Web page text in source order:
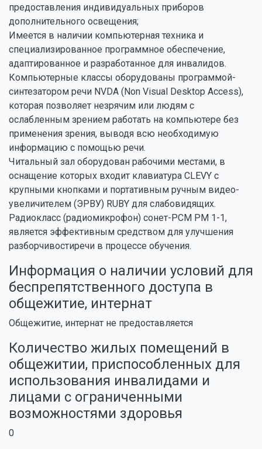
предоставления индивидуальных приборов
дополнительного освещения;
Имеется в наличии компьютерная техника и
специализированное программное обеспечение,
адаптированное и разработанное для инвалидов.
Компьютерные классы оборудованы программой-
синтезатором речи NVDA (Non Visual Desktop Access),
которая позволяет незрячим или людям с
ослабленным зрением работать на компьютере без
применения зрения, выводя всю необходимую
информацию с помощью речи.
Читальный зал оборудован рабочими местами, в
оснащение которых входит клавиатура CLEVY с
крупными кнопками и портативным ручным видео-
увеличителем (ЭРВУ) RUBY для слабовидящих.
Радиокласс (радиомикрофон) сонет-РСМ РМ 1-1,
является эффективным средством для улучшения
разборчивостиречи в процессе обучения.
Информация о наличии условий для
беспрепятственного доступа в
общежитие, интернат
Общежитие, интернат не предоставляется
Количество жилых помещений в
общежитии, приспособленных для
использования инвалидами и
лицами с ограниченными
возможностями здоровья
0